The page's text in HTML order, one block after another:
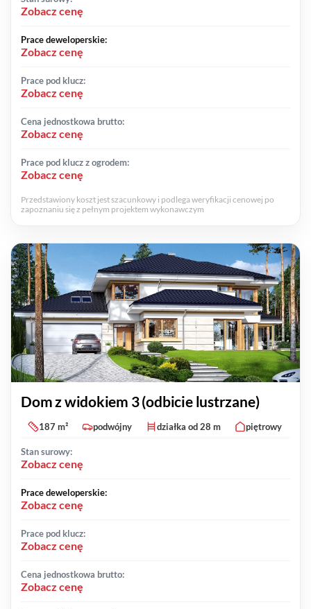
Zobacz cenę
Prace deweloperskie:
Zobacz cenę
Prace pod klucz:
Zobacz cenę
Cena jednostkowa brutto:
Zobacz cenę
Prace pod klucz z ogrodem:
Zobacz cenę
Przedstawiony koszt jest szacunkowy i podlega weryfikacji cenowej po
zapoznaniu się z pełnym projektem wykonawczym
Dom z widokiem 3 (odbicie lustrzane)
187 m² podwójny działka od 28 m piętrowy
Stan surowy:
Zobacz cenę
Prace deweloperskie:
Zobacz cenę
Prace pod klucz:
Zobacz cenę
Cena jednostkowa brutto:
Zobacz cenę